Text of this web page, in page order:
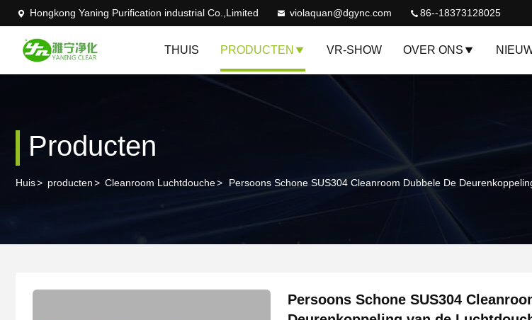
Hongkong Yaning Purification industrial Co.,Limited violaquan@dgync.com 86--18373128025
THUIS PRODUCTEN VR-SHOW OVER ONS
Producten
Huis> producten> Cleanroom Luchtdouche> Persoons Schone SUS304 Cleanroom Dubbele De
Persoons Schone SUS304